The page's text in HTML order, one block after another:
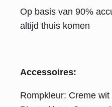
Op basis van 90%
altijd thuis komen
Accessoires:
Rompkleur: Creme wit